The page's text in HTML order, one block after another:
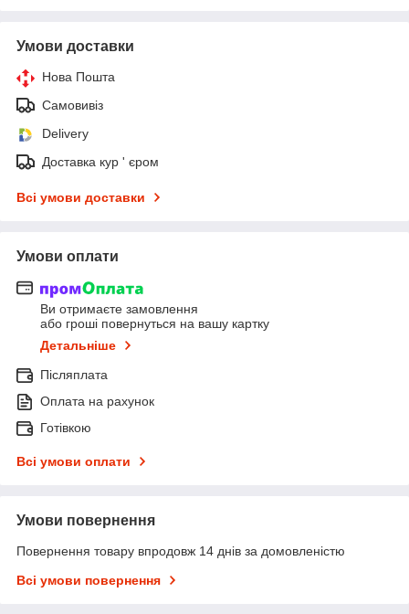
Умови доставки
Нова Пошта
Самовивіз
Delivery
Доставка кур ' єром
Всі умови доставки
Умови оплати
Ви отримаєте замовлення
або гроші повернуться на вашу картку
Детальніше
Післяплата
Оплата на рахунок
Готівкою
Всі умови оплати
Умови повернення
Повернення товару впродовж 14 днів за домовленістю
Всі умови повернення